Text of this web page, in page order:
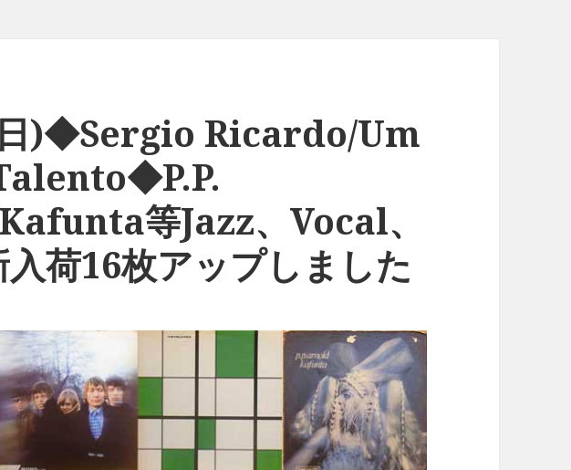
)◆Sergio Ricardo/Um
等Jazz、Vocal、
荷16枚アップしました